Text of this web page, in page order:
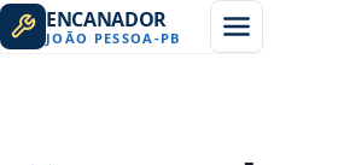
ENCANADOR
JOÃO PESSOA -PB